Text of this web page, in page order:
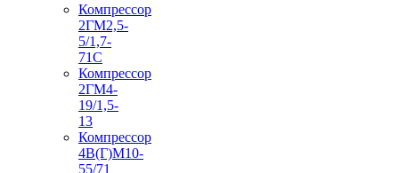
Компрессор
2ГМ2,5-
5/1,7-
71С
Компрессор
2ГМ4-
19/1,5-
13
Компрессор
4В(Г)М10-
55/71